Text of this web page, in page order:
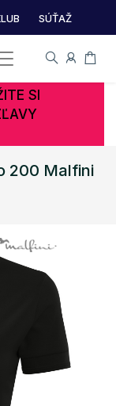
SÚŤAŽ
SI
200 Malfini